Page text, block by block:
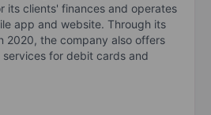
its clients' finances and operates
app and website. Through its
2020, the company also offers
for debit cards and